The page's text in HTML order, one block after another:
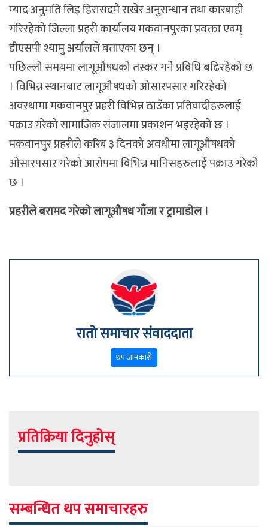
म्याद अनुमति लिइ हिरासदमै राखेर अनुसन्धान तथा कारबाही
गरिरहेको जिल्ला प्रहरी कार्यालय मकवानपुरका प्रवक्ता एवम्
डीएसपी श्यामु अर्यालले बताएका छन् ।
पछिल्लो समयमा लागूऔषधको तस्कर गर्ने प्रविधि बढिरहेको छ
। विभिन्न स्थानबाट लागूऔषधको ओसारपसार गरिरहेको
अवस्थामा मकवानपुर प्रहरी विभिन्न ठाउँका प्रतिवादीहरुलाई
पक्राउ गरेको सामाजिक संजालमा प्रकाशन भइरहेको छ ।
मकवानपुर प्रहरीले करिब ३ दिनको अवधीमा लागूऔषधको
ओसारपसार गरेको आरोपमा विभिन्न मानिसहरुलाई पक्राउ गरेको
छ ।
प्रहरीले बरामद गरेको लागूऔषध गाँजा र ट्रामाडोल ।
रातो समाचार संवाददाता
थप जानकारी
प्रतिक्रिया दिनुहोस्
सम्बन्धित थप समाचारहरु